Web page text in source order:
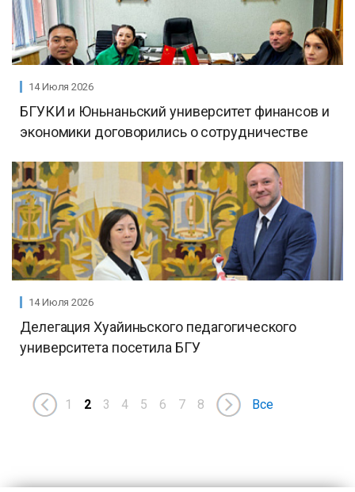
14 Июля 2026
БГУКИ и Юньнаньский университет финансов и
экономики договорились о сотрудничестве
14 Июля 2026
Делегация Хуайиньского педагогического
университета посетила БГУ
1 2 3 4 5 6 7 8 Все